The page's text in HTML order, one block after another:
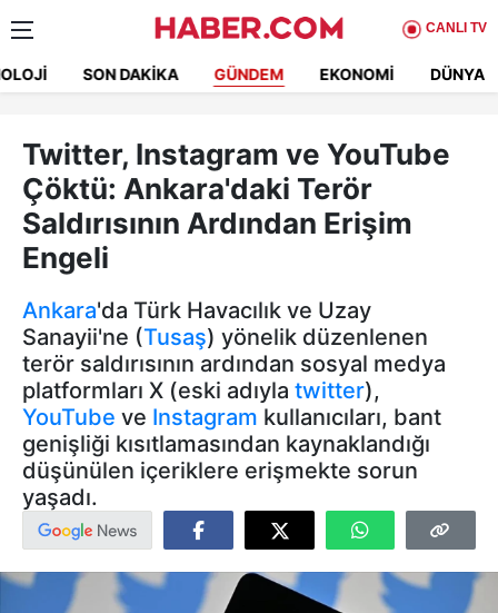
CANLI TV
SON DAKIKA GÜNDEM EKONOMI DÜNYA
Twitter, Instagram ve YouTube
Çöktü: Ankara'daki Terör
Saldırısının Ardından Erişim
Engeli
Ankara'da Türk Havacılık ve Uzay
Sanayii'ne (Tusaş) yönelik düzenlenen
terör saldırısının ardından sosyal medya
platformları X (eski adıyla twitter),
YouTube ve Instagram kullanıcıları, bant
genişliği kısıtlamasından kaynaklandığı
düşünülen içeriklere erişmekte sorun
yaşadı.